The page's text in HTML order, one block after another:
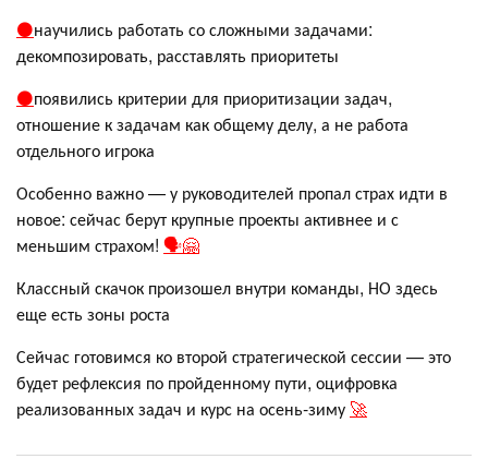
⚫️научились работать со сложными задачами:
декомпозировать, расставлять приоритеты
⚫️появились критерии для приоритизации задач,
отношение к задачам как общему делу, а не работа
отдельного игрока
Особенно важно — у руководителей пропал страх идти в
новое: сейчас берут крупные проекты активнее и с
меньшим страхом! 🗣🤗
Классный скачок произошел внутри команды, НО здесь
еще есть зоны роста
Сейчас готовимся ко второй стратегической сессии — это
будет рефлексия по пройденному пути, оцифровка
реализованных задач и курс на осень-зиму 🚀